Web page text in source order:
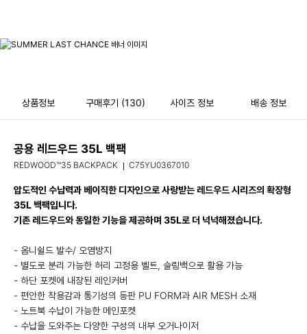
상품정보 구매후기 (130) 사이즈 정보 배송 정보
공용 레드우드 35L 백팩
REDWOOD™35 BACKPACK C75YU0367010
압도적인 수납력과 베이직한 디자인으로 사랑받는 레드우드 시리즈의 확장형
35L 백팩입니다.
기존 레드우드와 동일한 기능을 제공하며 35L로 더 넉넉해졌습니다.
- 옴니쉴드 발수/ 오염방지
- 별도로 분리 가능한 허리 고정용 벨트, 슬링백으로 활용 가능
- 하단 포켓에 내장된 레인커버
- 편안한 착용감과 통기성의 등판 PU FORM과 AIR MESH 소재
- 노트북 수납이 가능한 메인포켓
- 수납을 도와주는 다양한 구성의 내부 오거나이저